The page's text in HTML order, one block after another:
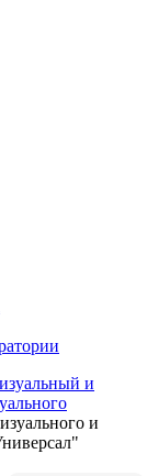
и
и